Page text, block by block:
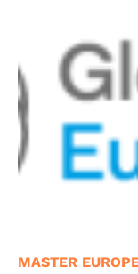
MASTER